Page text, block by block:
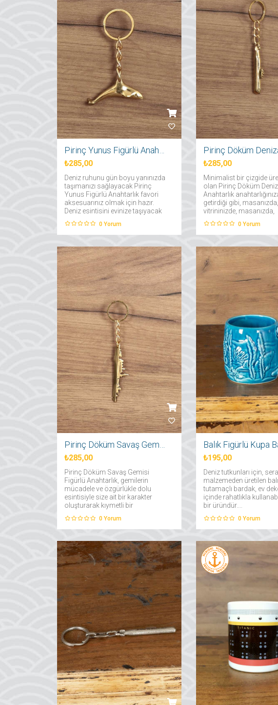
₺285,00
Deniz ruhunu gün boyu yanınızda
taşımanızı sağlayacak Pirinç
Yunus Figürlü Anahtarlık favori
aksesuarınız olmak için hazır.
Deniz esintisini evinize taşıyacak
yunus anahtarlığa ve daha
fazlasına Su Üstünde adresinden
ulaşabilirsiniz....
0 Yorum
₺285,00
Minimalist bir çizgide
olan Pirinç Döküm
Anahtarlık
getirdiği gibi, masanızda,
vitrininizde, masanızda,
konsolunuzda rahatlıkla
sergileyebilirsiniz....
0 Yorum
₺285,00
Pirinç Döküm Savaş Gemisi
Figürlü Anahtarlık, gemilerin
mücadele ve özgürlükle dolu
esintisiyle size ait bir karakter
oluşturarak kıymetli bir
0 Yorum
Balık Figürlü Kupa
₺195,00
Deniz tutkunları için,
malzemeden üretilen
tutamaçlı bardak, ev
içinde rahatlıkla
bir üründür....
0 Yorum